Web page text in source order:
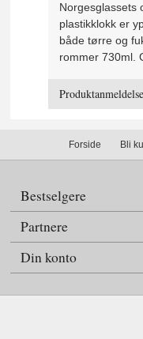
Norgesglassets
plastikklokk er
både tørre og
rommer 730ml.
Forside Bli
Bestselgere
Partnere
Din konto